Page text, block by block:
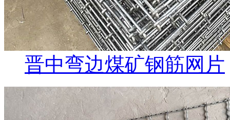
晋中弯边煤矿钢筋网片